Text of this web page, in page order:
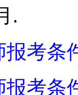
.
报考条
报考条